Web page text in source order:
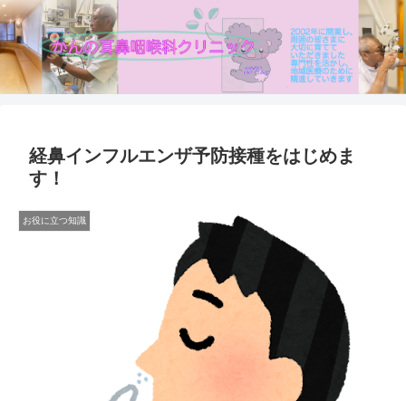
経鼻インフルエンザ予防接種をはじめま
す！
お役に立つ知識